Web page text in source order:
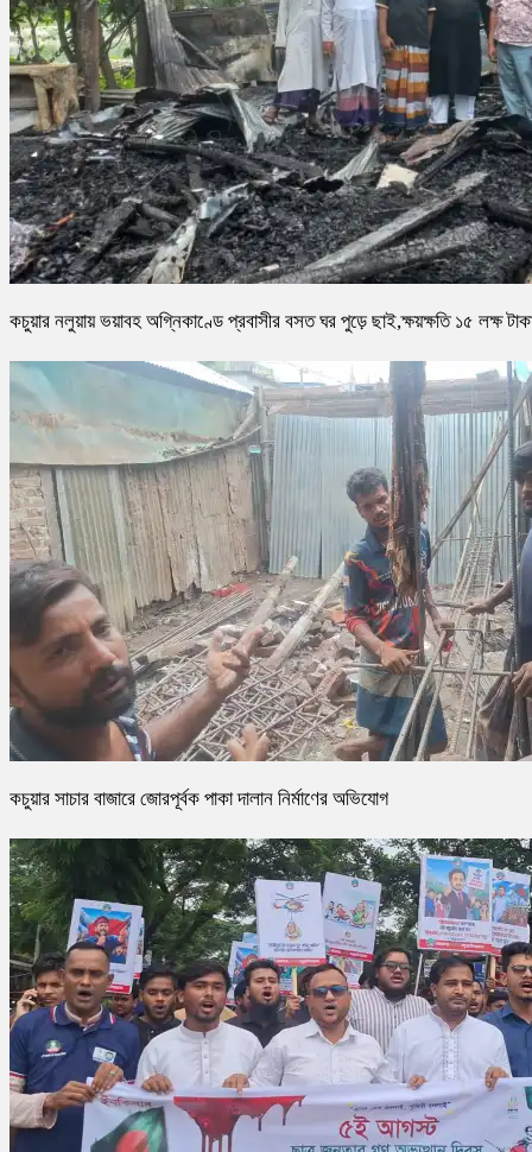
কচুয়ার নলুয়ায় ভয়াবহ অগ্নিকাণ্ডে প্রবাসীর বসত ঘর পুড়ে ছাই,ক্ষয়ক্ষতি ১৫ লক্ষ
কচুয়ার সাচার বাজারে জোরপূর্বক পাকা দালান নির্মাণের অভিযোগ